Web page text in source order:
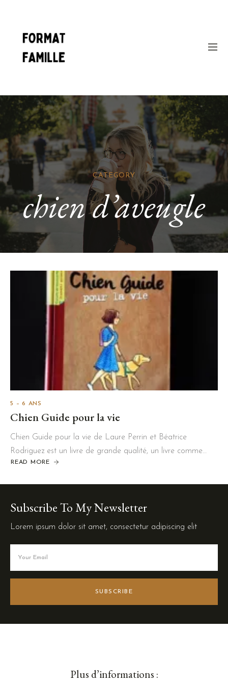
CATEGORY
chien d’aveugle
5 – 6 ANS
Chien Guide pour la vie
Chien Guide pour la vie de Laure Perrin et Béatrice
Rodriguez est un livre de grande qualité, un livre comme…
READ MORE
Subscribe To My Newsletter
Lorem ipsum dolor sit amet, consectetur adipiscing elit
SUBSCRIBE
Plus d’informations :